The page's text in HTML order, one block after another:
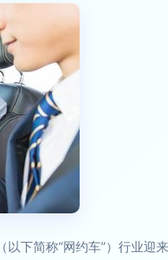
下简称“网约车”）行业迎